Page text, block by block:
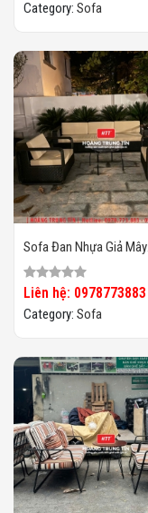
Category: Sofa
Sofa Đan Nhựa Giả Mây
HTT099
Liên hệ: 0978773883
Category: Sofa